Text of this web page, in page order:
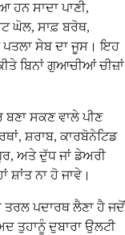
ਹਨ ਸਾਦਾ ਪਾਣੀ,
ਘੋਲ, ਸਾਫ਼ ਬਰੋਥ,
ਸੇਬ ਦਾ ਜੂਸ। ਇਹ
ਬਿਨਾਂ ਗੁਆਚੀਆਂ ਚੀਜ਼ਾਂ
ਬਣਾ ਸਕਣ ਵਾਲੇ ਪੀਣ
ਸ਼ਰਾਬ, ਕਾਰਬੋਨੇਟਿਡ
ਅਤੇ ਦੁੱਧ ਜਾਂ ਡੇਅਰੀ
ਸ਼ਾਂਤ ਨਾ ਹੋ ਜਾਵੇ।
ਤਰਲ ਪਦਾਰਥ ਲੈਣਾ ਹੈ ਜਦੋਂ
ਤੁਹਾਨੂੰ ਦੁਬਾਰਾ ਉਲਟੀ